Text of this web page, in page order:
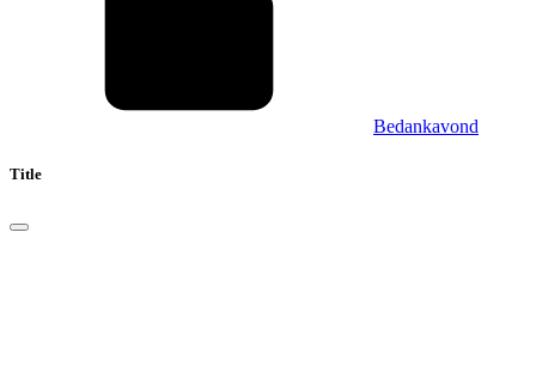
Bedankavond
Title